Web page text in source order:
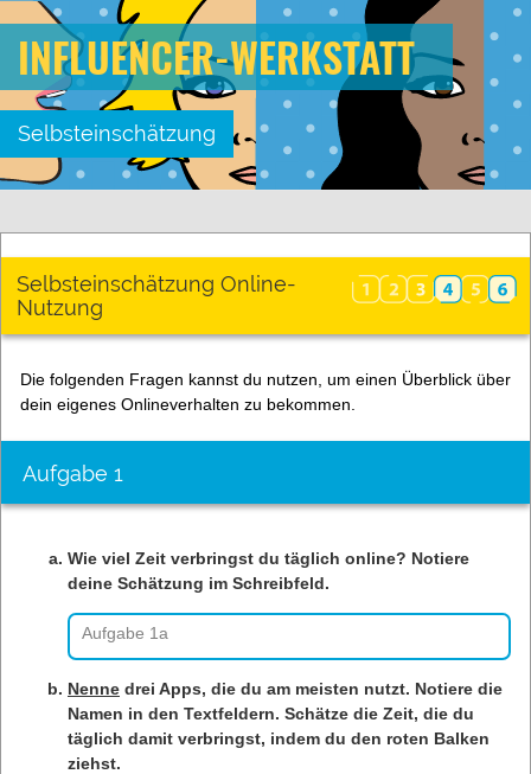
INFLUENCER-WERKSTATT
Selbsteinschätzung
Selbsteinschätzung Online-
Nutzung
Die folgenden Fragen kannst du nutzen, um einen Überblick über
dein eigenes Onlineverhalten zu bekommen.
Aufgabe 1
Wie viel Zeit verbringst du täglich online? Notiere
deine Schätzung im Schreibfeld.
Aufgabe 1a
Nenne drei Apps, die du am meisten nutzt. Notiere die
Namen in den Textfeldern. Schätze die Zeit, die du
täglich damit verbringst, indem du den roten Balken
ziehst.